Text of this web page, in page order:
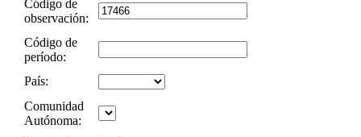
Código de
observación:
Código de
período:
País:
Comunidad
Autónoma: